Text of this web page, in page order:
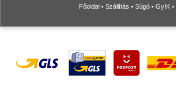
Főoldal • Szállítás • Súgó • GyIK •